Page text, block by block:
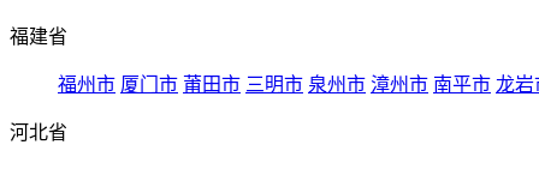
福建省
福州市 厦门市 莆田市 三明市 泉州市 漳州市 南平市 龙岩
河北省